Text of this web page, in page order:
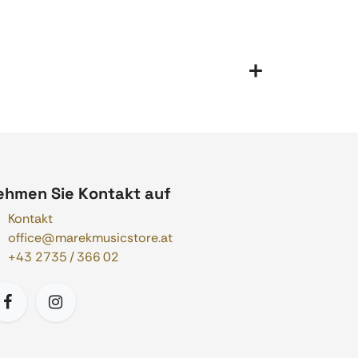
Sie Kontakt auf
Kontakt
office@marekmusicstore.at
+43 2735 / 366 02